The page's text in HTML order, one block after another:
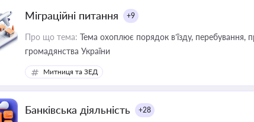
Міграційні питання +9
Про що тема: Тема охоплює порядок в’їзду, перебування,
громадянства України
Митниця та ЗЕД
Банківська діяльність +28